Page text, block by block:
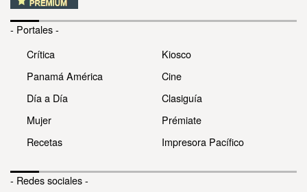
- Portales -
Crítica
Panamá América
Día a Día
Mujer
Recetas
Kiosco
Cine
Clasiguía
Prémiate
Impresora Pacífico
- Redes sociales -